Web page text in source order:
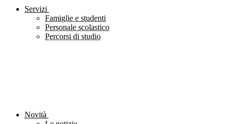
Servizi
Famiglie e studenti
Personale scolastico
Percorsi di studio
Novità